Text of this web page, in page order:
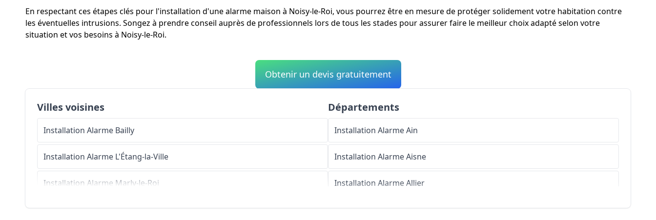
En respectant ces étapes clés pour l'installation d'une alarme maison à Noisy-le-Roi, vous pourrez être en mesure de protéger solidement votre habitation contre
les éventuelles intrusions. Songez à prendre conseil auprès de professionnels lors de tous les stades pour assurer faire le meilleur choix adapté selon votre
situation et vos besoins à Noisy-le-Roi.
Obtenir un devis gratuitement
Villes voisines
Installation Alarme Bailly
Installation Alarme L'Étang-la-Ville
Installation Alarme Marly-le-Roi
Installation AlarmeRennemoulin
Départements
Installation AlarmeAin
Installation AlarmeAisne
Installation AlarmeAllier
Installation AlarmeAlpes-de-Haute-Provence